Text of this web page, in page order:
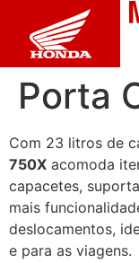
Porta
Com 23 litros de
750X acomoda
capacetes,
mais
deslocamentos,
e para as viagens.